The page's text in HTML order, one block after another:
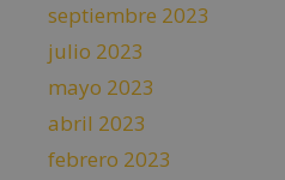
septiembre 2023
julio 2023
mayo 2023
abril 2023
febrero 2023